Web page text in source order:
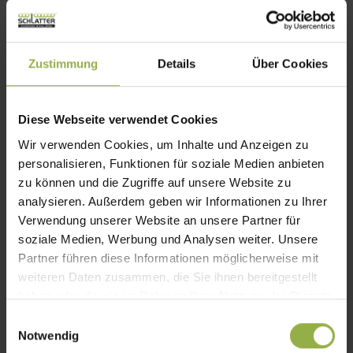
Zustimmung Details Über Cookies
Diese Webseite verwendet Cookies
Wir verwenden Cookies, um Inhalte und Anzeigen zu
personalisieren, Funktionen für soziale Medien anbieten
zu können und die Zugriffe auf unsere Website zu
analysieren. Außerdem geben wir Informationen zu Ihrer
Verwendung unserer Website an unsere Partner für
soziale Medien, Werbung und Analysen weiter. Unsere
Partner führen diese Informationen möglicherweise mit
weiteren Daten zusammen, die Sie ihnen bereitgestellt
haben oder die sie im Rahmen Ihrer Nutzung der Dienste
Notwendig
Glasüberstand
Seitlicher und Oberer Glasüberstand
Geprüfte Sicherheit (AbZ)
Produktdetails
Die Vorteile eines
Glasgeländersystems